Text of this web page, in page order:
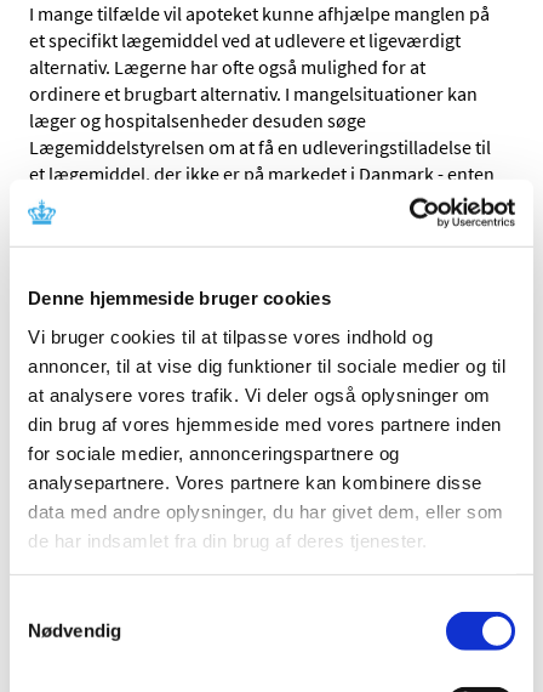
Denne hjemmeside bruger cookies
Vi bruger cookies til at tilpasse vores indhold og
annoncer, til at vise dig funktioner til sociale medier og til
at analysere vores trafik. Vi deler også oplysninger om
din brug af vores hjemmeside med vores partnere inden
for sociale medier, annonceringspartnere og
analysepartnere. Vores partnere kan kombinere disse
data med andre oplysninger, du har givet dem, eller som
de har indsamlet fra din brug af deres tjenester.
Nødvendig
I mange tilfælde vil apoteket kunne afhjælpe manglen på
et specifikt lægemiddel ved at udlevere et ligeværdigt
alternativ. Lægerne har ofte også mulighed for at
ordinere et brugbart alternativ. I mangelsituationer kan
læger og hospitalsenheder desuden søge
Lægemiddelstyrelsen om at få en udleveringstilladelse til
et lægemiddel, der ikke er på markedet i Danmark - enten
til brug på en sygehusafdeling eller direkte til patienten
via et apotek.
Myndighedernes arbejde med
lægemiddelforsyning
Der kan være flere årsager til, at der opstår
forsyningsvanskeligheder, og ofte er problemet
internationalt. Det kan eksempelvis skyldes mangel på et
af råstofferne i medicinen, produktionssvigt hos en
leverandør, fejlberegninger af forholdet mellem udbud
og efterspørgsel eller at der skal udskiftes
produktionsudstyr hos en virksomhed. Det er derfor ikke
usædvanligt, at der kan forekomme leveringssvigt at
lægemidler i kortere perioder.
myndigheder og aktører om at undgå kritiske
forsyningsvanskeligheder. Udover at give